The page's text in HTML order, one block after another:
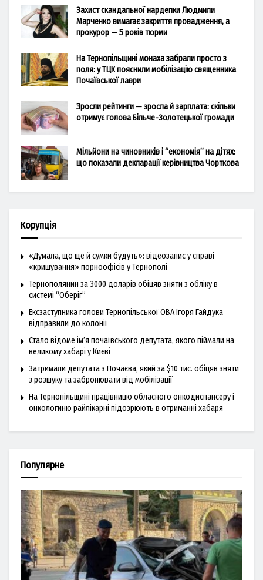
Захист скандальної нардепки Людмили
Марченко вимагає закриття провадження, а
прокурор — 5 років тюрми
На Тернопільщині монаха забрали просто з
поля: у ТЦК пояснили мобілізацію священника
Почаївської лаври
Зросли рейтинги — зросла й зарплата: скільки
отримує голова Більче-Золотецької громади
Мільйони на чиновників і “економія” на дітях:
що показали декларації керівництва Чорткова
Корупція
«Думала, що ще й сумки будуть»: відеозапис у справі
«кришування» порноофісів у Тернополі
Тернополянин за 3000 доларів обіцяв зняти з обліку в
системі “Оберіг”
Ексзаступника голови Тернопільської ОВА Ігоря Гайдука
відправили до колонії
Стало відоме ім’я почаївського депутата, якого піймали на
великому хабарі у Києві
Затримали депутата з Почаєва, який за $10 тис. обіцяв зняти
з розшуку та забронювати від мобілізації
На Тернопільщині працівницю обласного онкодиспансеру і
онкологиню райлікарні підозрюють в отриманні хабаря
Популярне